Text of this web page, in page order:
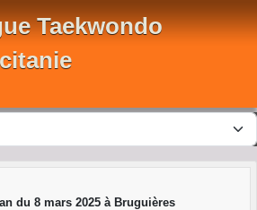
Taekwondo
du 8 mars 2025 à Bruguières
cookies